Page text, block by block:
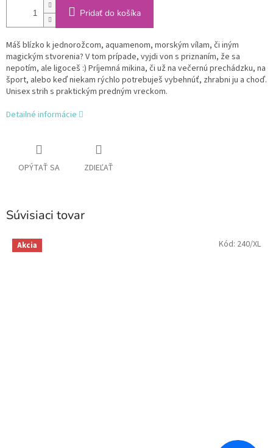
Pridať do košíka
Máš blízko k jednorožcom, aquamenom, morským vílam, či iným
magickým stvorenia? V tom prípade, vyjdi von s priznaním, že sa
nepotím, ale ligoceš :) Príjemná mikina, či už na večernú prechádzku, na
šport, alebo keď niekam rýchlo potrebuješ vybehnúť, zhrabni ju a choď.
Unisex strih s praktickým predným vreckom.
Detailné informácie
OPÝTAŤ SA ZDIEĽAŤ
Súvisiaci tovar
Akcia Kód: 240/XL